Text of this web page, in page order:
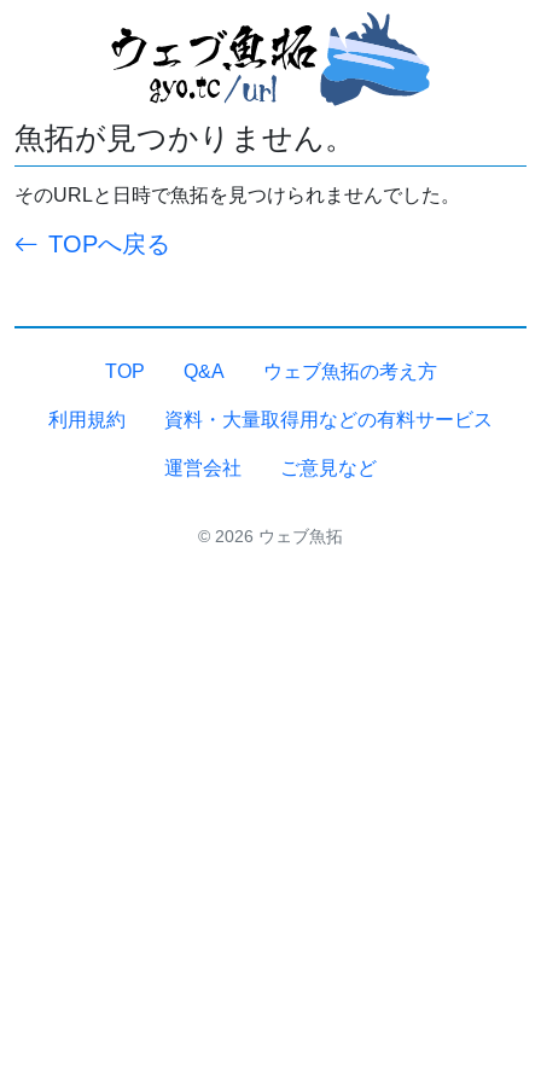
魚拓が見つかりません。
そのURLと日時で魚拓を見つけられませんでした。
TOPへ戻る
TOP Q&A ウェブ魚拓の考え方
利用規約 資料・大量取得用などの有料サービス
運営会社 ご意見など
© 2026 ウェブ魚拓